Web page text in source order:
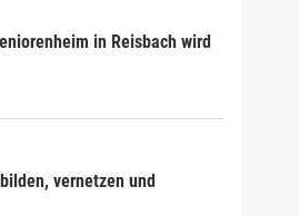
in Reisbach wird
vernetzen und